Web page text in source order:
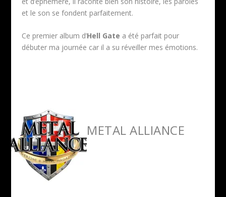
et le son se fondent parfaitement.
Ce premier album d’Hell Gate a été parfait pour
débuter ma journée car il a su réveiller mes émotions.
METAL ALLIANCE